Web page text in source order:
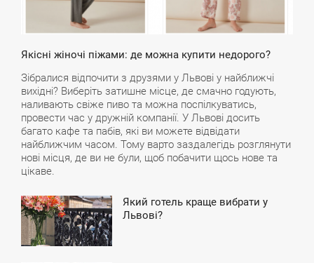
Якісні жіночі піжами: де можна купити недорого?
Зібралися відпочити з друзями у Львові у найближчі
вихідні? Виберіть затишне місце, де смачно годують,
наливають свіже пиво та можна поспілкуватись,
провести час у дружній компанії. У Львові досить
багато кафе та пабів, які ви можете відвідати
найближчим часом. Тому варто заздалегідь розглянути
нові місця, де ви не були, щоб побачити щось нове та
цікаве.
Який готель краще вибрати у
Львові?